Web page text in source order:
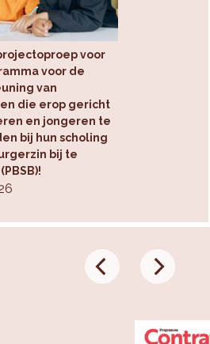
voor
voor de
van
die erop gericht
en jongeren te
bij hun scholing
bij te